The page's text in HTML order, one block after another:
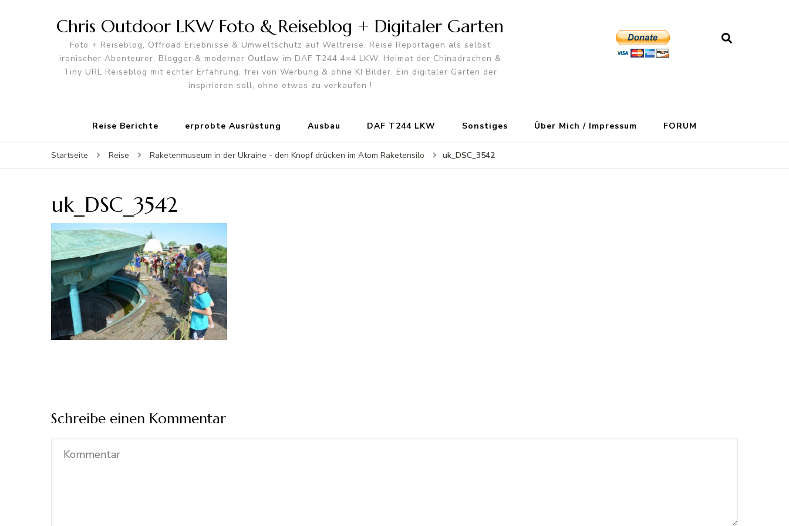
Chris Outdoor LKW Foto & Reiseblog + Digitaler Garten
Foto + Reiseblog, Offroad Erlebnisse & Umweltschutz auf Weltreise. Reise Reportagen als selbst
ironischer Abenteurer, Blogger & moderner Outlaw im DAF T244 4×4 LKW. Heimat der Chinadrachen &
Tiny URL Reiseblog mit echter Erfahrung, frei von Werbung & ohne KI Bilder. Ein digitaler Garten der
inspirieren soll, ohne etwas zu verkaufen !
Reise Berichte erprobte Ausrüstung Ausbau DAF T244 LKW Sonstiges Über Mich / Impressum FORUM
Startseite Reise Raketenmuseum in der Ukraine - den Knopf drücken im Atom Raketensilo uk_DSC_3542
uk_DSC_3542
Schreibe einen Kommentar